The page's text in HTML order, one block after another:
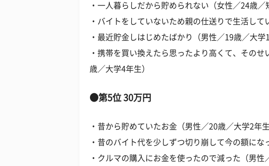
・一人暮らしだから貯められない（女性／24歳／
・バイトをしていないため親の仕送りで生活して
・最近貯金しはじめたばかり（男性／19歳／大学1
・携帯を買い換えたら思ったより高くて、そのせ
歳／大学4年生）
●第5位 30万円
・昔から貯めていたお金（男性／20歳／大学2年生
・昔のバイト代を少しずつ切り崩して今の額にな
・クルマの購入にお金を使ったので減った（男性